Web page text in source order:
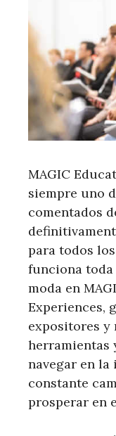
MAGIC
siempre uno
comentados
para todos
funciona
moda en
Experiences,
expositores y
herramientas
navegar en la
constante
prosperar en